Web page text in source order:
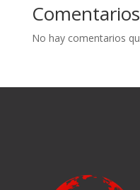
No hay comentarios